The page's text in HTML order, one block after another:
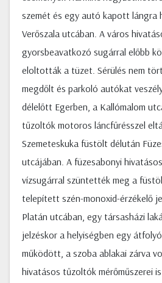
szemét és egy autó kapott lángra
Verőszala utcában. A város
gyorsbeavatkozó sugárral előbb
eloltották a tüzet. Sérülés nem
megdőlt és parkoló autókat
délelőtt Egerben, a Kallómalom
tűzoltók motoros láncfűrésszel
Szemeteskuka füstölt délután
utcájában. A füzesabonyi
vízsugárral szüntették meg a
telepített szén-monoxid-érzékelő
Platán utcában, egy társasházi
jelzéskor a helyiségben egy
működött, a szoba ablakai zárva
hivatásos tűzoltók mérőműszerei